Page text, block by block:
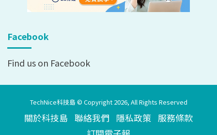
Facebook
Find us on Facebook
TechNice科技島 © Copyright 2026, All Rights Reserved
關於科技島 聯絡我們 隱私政策 服務條款